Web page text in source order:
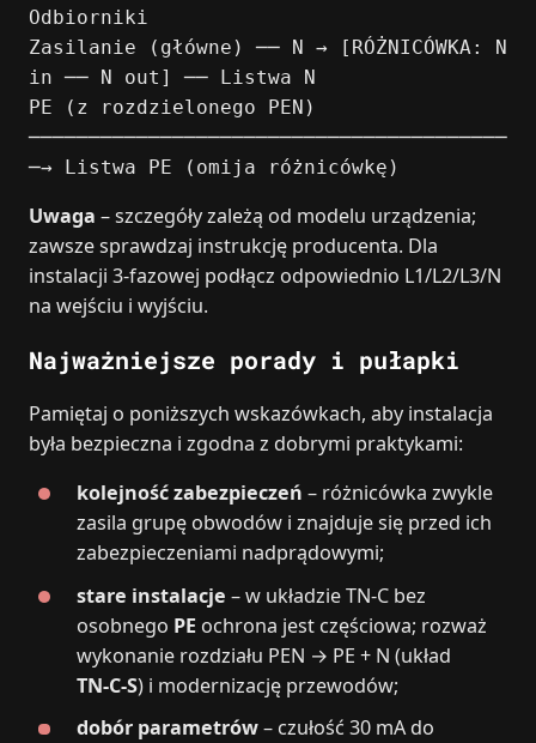
Odbiorniki
Zasilanie (główne) ── N → [RÓŻNICÓWKA: N
in ── N out] ── Listwa N
PE (z rozdzielonego PEN)
────────────────────────────────────────
─→ Listwa PE (omija różnicówkę)
Uwaga – szczegóły zależą od modelu urządzenia;
zawsze sprawdzaj instrukcję producenta. Dla
instalacji 3‑fazowej podłącz odpowiednio L1/L2/L3/N
na wejściu i wyjściu.
Najważniejsze porady i pułapki
Pamiętaj o poniższych wskazówkach, aby instalacja
była bezpieczna i zgodna z dobrymi praktykami:
kolejność zabezpieczeń – różnicówka zwykle
zasila grupę obwodów i znajduje się przed ich
zabezpieczeniami nadprądowymi;
stare instalacje – w układzie TN‑C bez
osobnego PE ochrona jest częściowa; rozważ
wykonanie rozdziału PEN → PE + N (układ
TN‑C‑S) i modernizację przewodów;
dobór parametrów– czułość 30 mA do